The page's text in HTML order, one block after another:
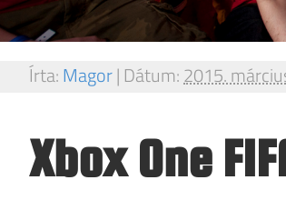
Írta:Magor| Dátum:2015.
Xbox One